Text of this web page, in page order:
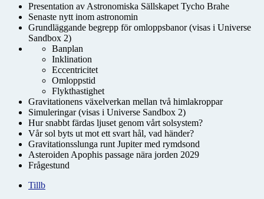
Presentation av Astronomiska Sällskapet Tycho Brahe
Senaste nytt inom astronomin
Grundläggande begrepp för omloppsbanor (visas i Universe
Sandbox 2)
Banplan
Inklination
Eccentricitet
Omloppstid
Flykthastighet
Gravitationens växelverkan mellan två himlakroppar
Simuleringar (visas i Universe Sandbox 2)
Hur snabbt färdas ljuset genom vårt solsystem?
Vår sol byts ut mot ett svart hål, vad händer?
Gravitationsslunga runt Jupiter med rymdsond
Asteroiden Apophis passage nära jorden 2029
Frågestund
Tillb